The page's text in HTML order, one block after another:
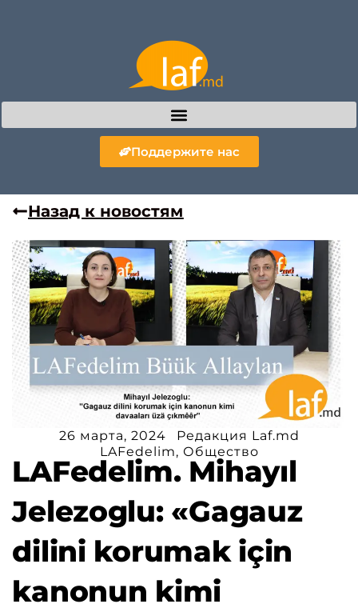
Поддержите нас
Назад к новостям
26 марта, 2024
Редакция Laf.md
LAFedelim, Общество
LAFedelim. Mihayıl
Jelezoglu: «Gagauz
dilini korumak için
kanonun kimi